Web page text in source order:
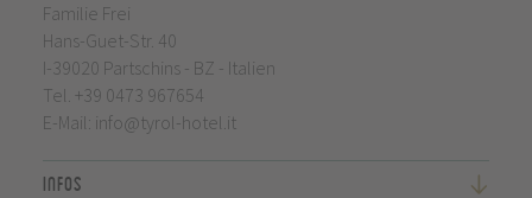
Familie Frei
Hans-Guet-Str. 40
I-39020 Partschins - BZ - Italien
Tel. +39 0473 967654
E-Mail: info@tyrol-hotel.it
Infos